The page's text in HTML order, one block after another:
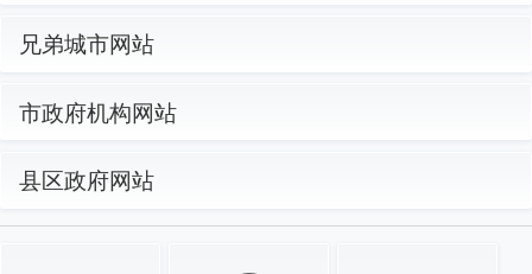
兄弟城市网站
市政府机构网站
县区政府网站